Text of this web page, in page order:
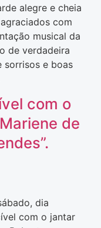
alegre e cheia
com
musical da
de verdadeira
sorrisos e boas
com o
de
dia
com o jantar